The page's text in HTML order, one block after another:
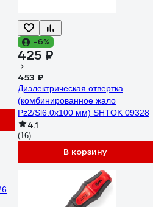
-6%
425 ₽
453 ₽
Диэлектрическая отвертка
(комбинированное жало
Pz2/Sl6.0x100 мм) SHTOK 09328
4.1
(16)
В корзину